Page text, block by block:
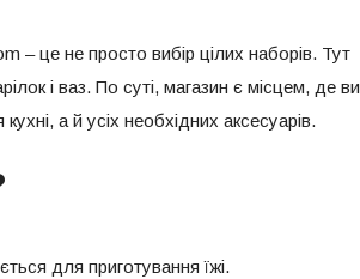
– це не просто вибір цілих наборів. Тут
і ваз. По суті, магазин є місцем, де ви
а й усіх необхідних аксесуарів.
для приготування їжі.